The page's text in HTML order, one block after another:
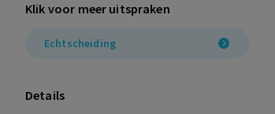
Klik voor meer uitspraken
Echtscheiding
Details